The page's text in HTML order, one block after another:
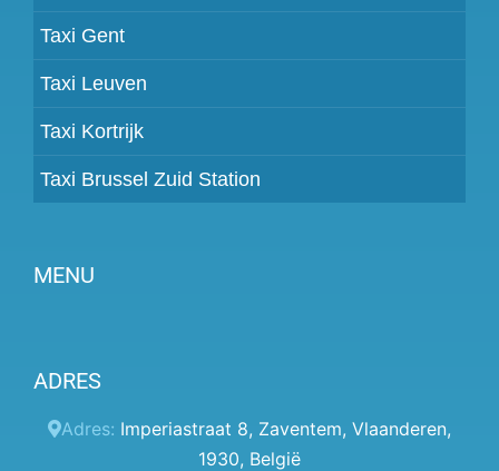
Taxi Gent
Taxi Leuven
Taxi Kortrijk
Taxi Brussel Zuid Station
MENU
Prijzen
Klantenpaneel
ADRES
Adres: Imperiastraat 8, Zaventem, Vlaanderen,
1930, België